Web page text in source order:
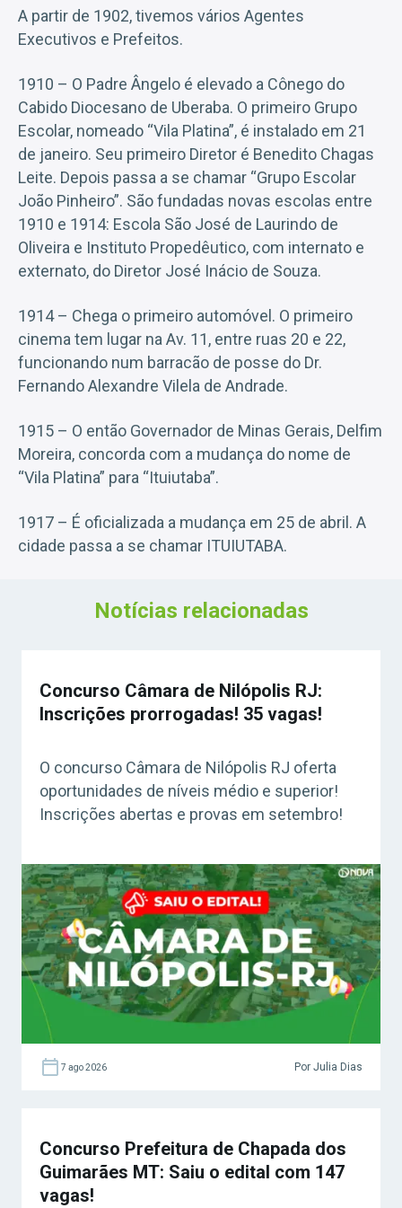
A partir de 1902, tivemos vários Agentes
Executivos e Prefeitos.
1910 – O Padre Ângelo é elevado a Cônego do
Cabido Diocesano de Uberaba. O primeiro Grupo
Escolar, nomeado “Vila Platina”, é instalado em 21
de janeiro. Seu primeiro Diretor é Benedito Chagas
Leite. Depois passa a se chamar “Grupo Escolar
João Pinheiro”. São fundadas novas escolas entre
1910 e 1914: Escola São José de Laurindo de
Oliveira e Instituto Propedêutico, com internato e
externato, do Diretor José Inácio de Souza.
1914 – Chega o primeiro automóvel. O primeiro
cinema tem lugar na Av. 11, entre ruas 20 e 22,
funcionando num barracão de posse do Dr.
Fernando Alexandre Vilela de Andrade.
1915 – O então Governador de Minas Gerais, Delfim
Moreira, concorda com a mudança do nome de
“Vila Platina” para “Ituiutaba”.
1917 – É oficializada a mudança em 25 de abril. A
cidade passa a se chamar ITUIUTABA.
Notícias relacionadas
Concurso Câmara de Nilópolis RJ:
Inscrições prorrogadas! 35 vagas!
O concurso Câmara de Nilópolis RJ oferta
oportunidades de níveis médio e superior!
Inscrições abertas e provas em setembro!
7 ago 2026 Por Julia Dias
Concurso Prefeitura de Chapada dos
Guimarães MT: Saiu o edital com 147
vagas!